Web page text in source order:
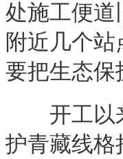
处施工便道
附近几个
要把生态保
开工以来
护青藏线格